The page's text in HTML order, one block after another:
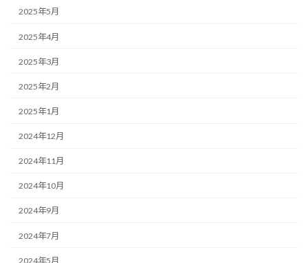
2025年5月
2025年4月
2025年3月
2025年2月
2025年1月
2024年12月
2024年11月
2024年10月
2024年9月
2024年7月
2024年5月